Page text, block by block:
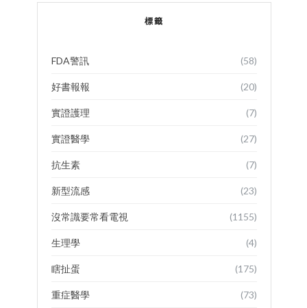
標籤
FDA警訊 (58)
好書報報 (20)
實證護理 (7)
實證醫學 (27)
抗生素 (7)
新型流感 (23)
沒常識要常看電視 (1155)
生理學 (4)
瞎扯蛋 (175)
重症醫學 (73)